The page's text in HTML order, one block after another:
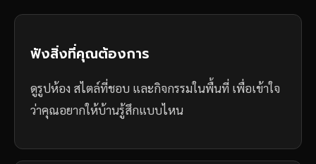
ฟังสิ่งที่คุณต้องการ
ดูรูปห้อง สไตล์ที่ชอบ และกิจกรรมในพื้นที่ เพื่อเข้าใจ
ว่าคุณอยากให้บ้านรู้สึกแบบไหน